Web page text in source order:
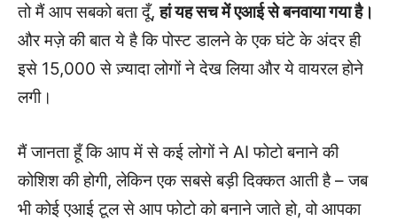
तो मैं आप सबको बता दूँ,हां यह सच में एआई से बनवाया गया है।
और मज़े की बात ये है कि पोस्ट डालने के एक घंटे के अंदर ही
इसे 15,000 से ज़्यादा लोगों ने देख लिया और ये वायरल होने
लगी।
मैं जानता हूँ कि आप में से कई लोगों ने AI फोटो बनाने की
कोशिश की होगी, लेकिन एक सबसे बड़ी दिक्कत आती है – जब
भी कोई एआई टूल से आप फोटो को बनाने जाते हो, वो आपका